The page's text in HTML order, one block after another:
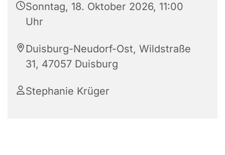
Sonntag, 18. Oktober 2026, 11:00
Uhr
Duisburg-Neudorf-Ost, Wildstraße
31, 47057 Duisburg
Stephanie Krüger